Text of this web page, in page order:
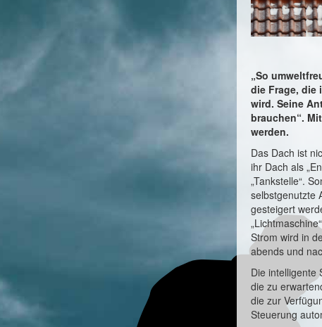
„So
die Frage, die
wird. Seine
brauchen“.
werden.
Das Dach ist
ihr Dach als
„Tankstelle“.
selbstgenutzte
gesteigert
Strom wird in
abends und
Die intelligente
die zu
die zur
Steuerung